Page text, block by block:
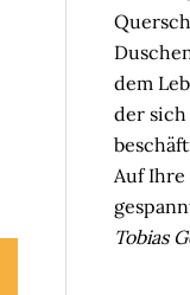
dem
der
Auf Ihre
Tobias